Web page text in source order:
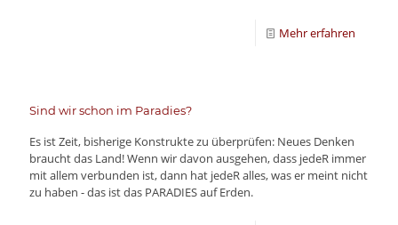
Mehr erfahren
Sind wir schon im Paradies?
Es ist Zeit, bisherige Konstrukte zu überprüfen: Neues Denken
braucht das Land! Wenn wir davon ausgehen, dass jedeR immer
mit allem verbunden ist, dann hat jedeR alles, was er meint nicht
zu haben - das ist das PARADIES auf Erden.